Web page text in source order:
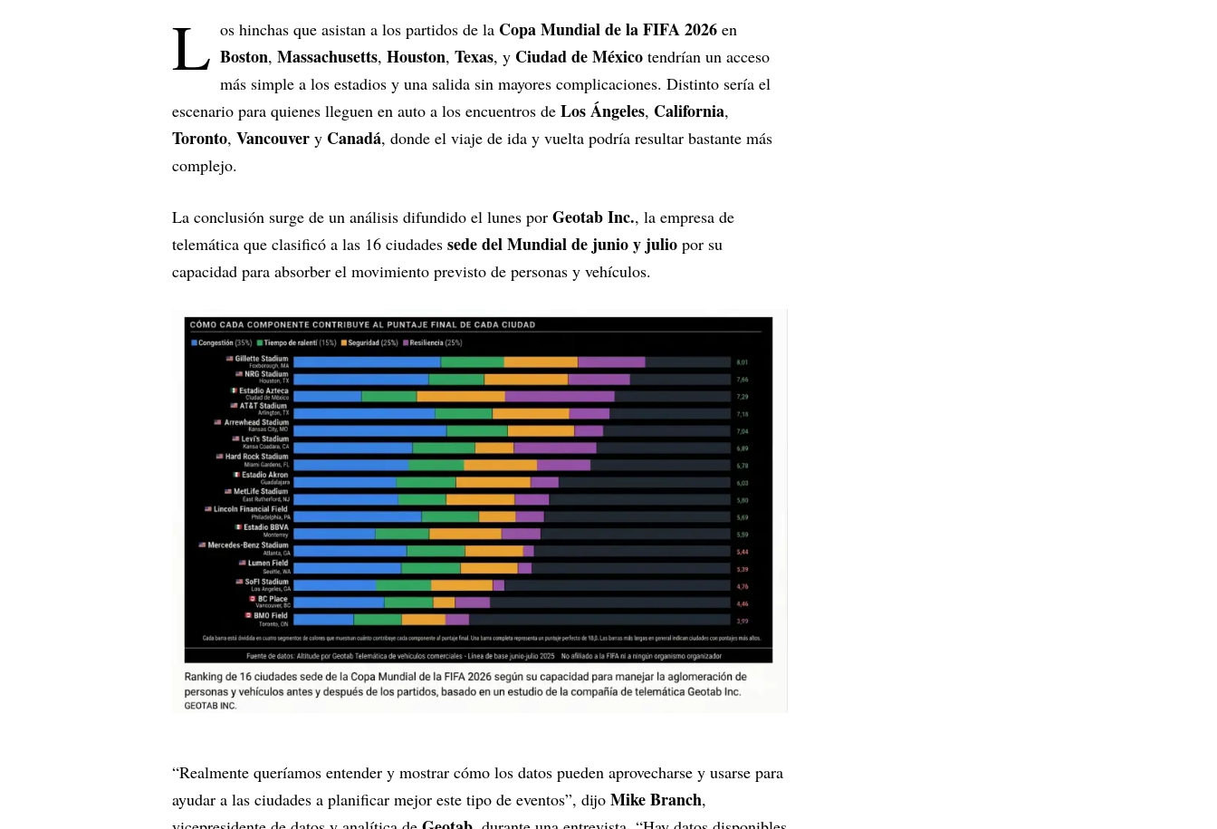
L os hinchas que asistan a los partidos de la Copa Mundial de la FIFA 2026 en
Boston, Massachusetts, Houston, Texas, y Ciudad de México tendrían un acceso
más simple a los estadios y una salida sin mayores complicaciones. Distinto sería el
escenario para quienes lleguen en auto a los encuentros de Los Ángeles, California,
Toronto, Vancouver y Canadá, donde el viaje de ida y vuelta podría resultar bastante más
complejo.
La conclusión surge de un análisis difundido el lunes por Geotab Inc., la empresa de
telemática que clasificó a las 16 ciudades sede del Mundial de junio y julio por su
capacidad para absorber el movimiento previsto de personas y vehículos.
“Realmente queríamos entender y mostrar cómo los datos pueden aprovecharse y usarse para
ayudar a las ciudades a planificar mejor este tipo de eventos”, dijo Mike Branch,